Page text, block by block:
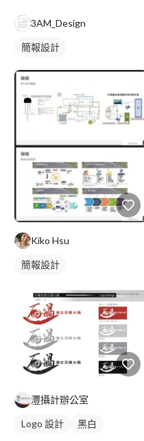
3AM_Design
簡報設計
Kiko Hsu
簡報設計
灃攝計辦公室
Logo 設計 黑白